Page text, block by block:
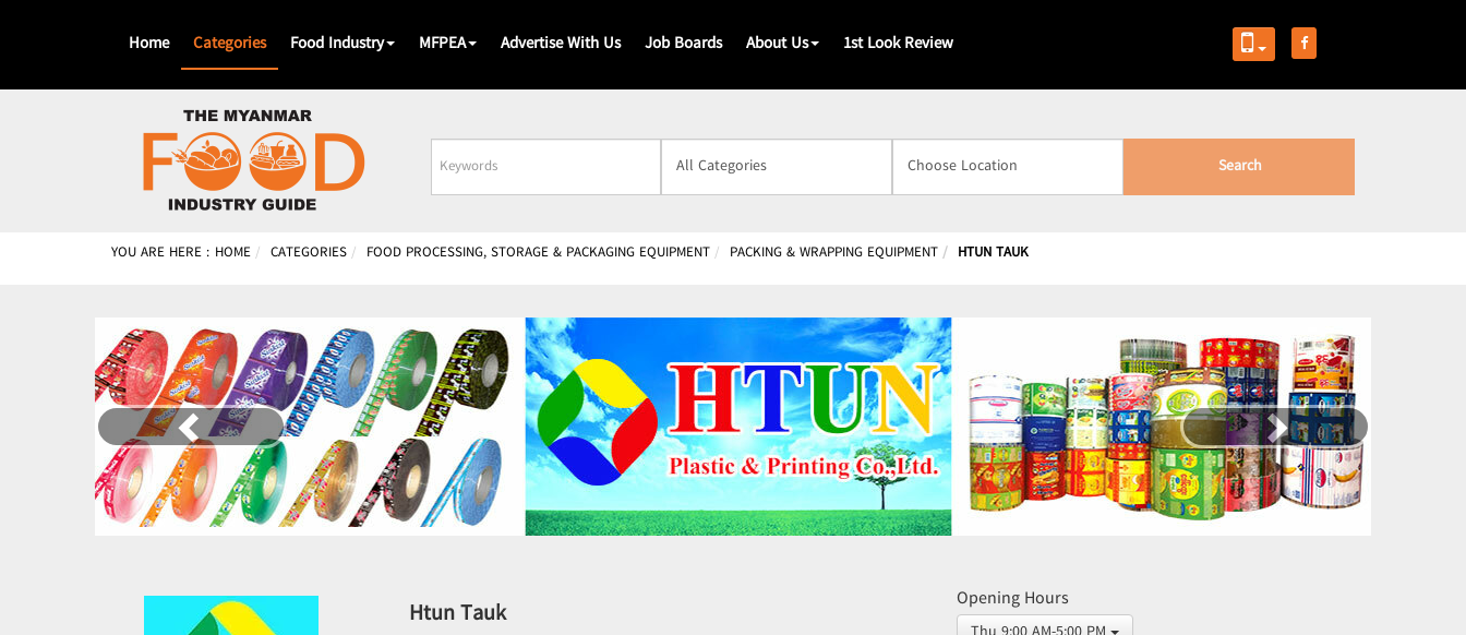
Home Categories Food Industry MFPEA Advertise With Us Job Boards About Us 1st Look Review
Business
Name
Search
YOU ARE HERE : HOME CATEGORIES FOOD PROCESSING, STORAGE & PACKAGING EQUIPMENT PACKING & WRAPPING EQUIPMENT HTUN TAUK
Previous Next
Htun Tauk Opening Hours